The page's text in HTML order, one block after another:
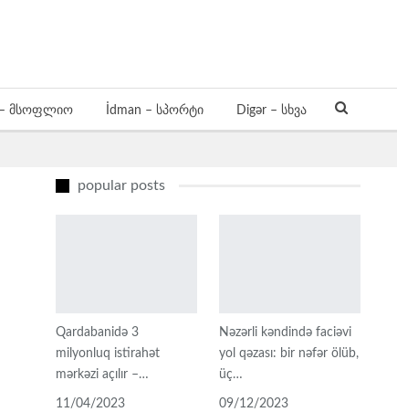
– მსოფლიო İdman – სპორტი Digər – სხვა
popular posts
Qardabanidə 3
milyonluq istirahət
mərkəzi açılır –…
11/04/2023
Nəzərli kəndində faciəvi
yol qəzası: bir nəfər ölüb,
üç…
09/12/2023